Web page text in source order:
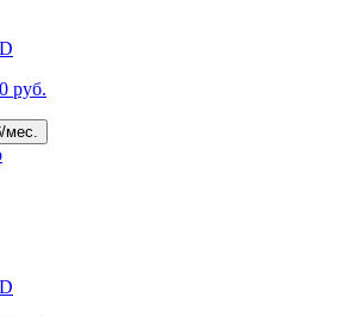
руб.
мес.